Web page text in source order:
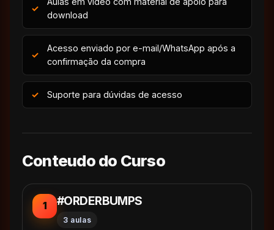
download
Acesso enviado por e-mail/WhatsApp após a
confirmação da compra
Suporte para dúvidas de acesso
Conteudo do Curso
1 #ORDERBUMPS
3 aulas